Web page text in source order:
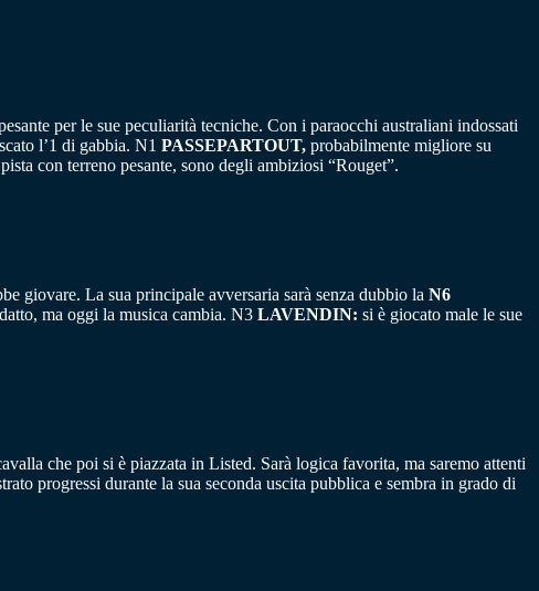
per le sue peculiarità tecniche. Con i paraocchi australiani indossati
l’1 di gabbia. N1 PASSEPARTOUT, probabilmente migliore su
con terreno pesante, sono degli ambiziosi “Rouget”.
giovare. La sua principale avversaria sarà senza dubbio la N6
ma oggi la musica cambia. N3 LAVENDIN: si è giocato male le sue
che poi si è piazzata in Listed. Sarà logica favorita, ma saremo attenti
progressi durante la sua seconda uscita pubblica e sembra in grado di